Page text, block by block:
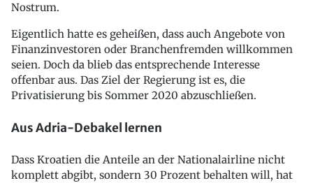
Nostrum.
Eigentlich hatte es geheißen, dass auch Angebote von
Finanzinvestoren oder Branchenfremden willkommen
seien. Doch da blieb das entsprechende Interesse
offenbar aus. Das Ziel der Regierung ist es, die
Privatisierung bis Sommer 2020 abzuschließen.
Aus Adria-Debakel lernen
Dass Kroatien die Anteile an der Nationalairline nicht
komplett abgibt, sondern 30 Prozent behalten will, hat